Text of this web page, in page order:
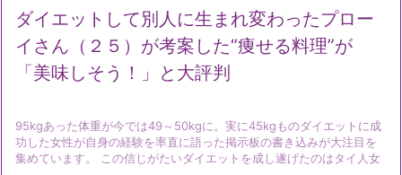
ダイエットして別人に生まれ変わったプロー
イさん（２５）が考案した“痩せる料理”が
「美味しそう！」と大評判
95kgあった体重が今では49～50kgに。実に45kgものダイエットに成
功した女性が自身の経験を率直に語った掲示板の書き込みが大注目を
集めています。 この信じがたいダイエットを成し遂げたのはタイ人女